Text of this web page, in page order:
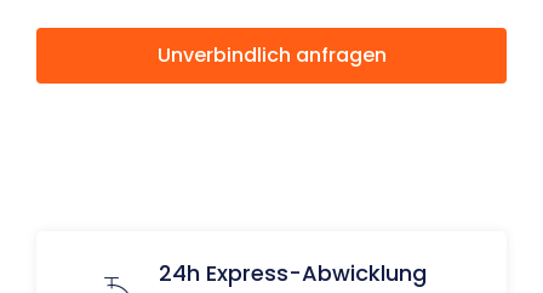
Unverbindlich anfragen
24h Express-Abwicklung